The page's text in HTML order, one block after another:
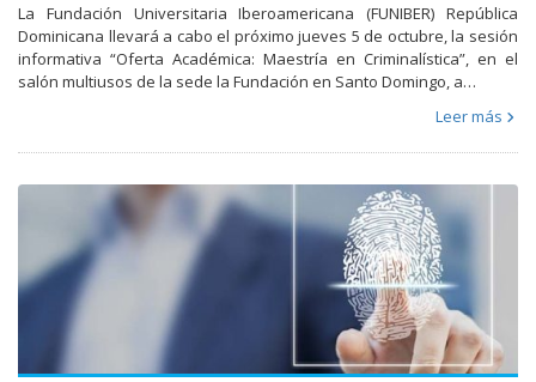
La Fundación Universitaria Iberoamericana (FUNIBER) República
Dominicana llevará a cabo el próximo jueves 5 de octubre, la sesión
informativa “Oferta Académica: Maestría en Criminalística”, en el
salón multiusos de la sede la Fundación en Santo Domingo, a…
Leer más